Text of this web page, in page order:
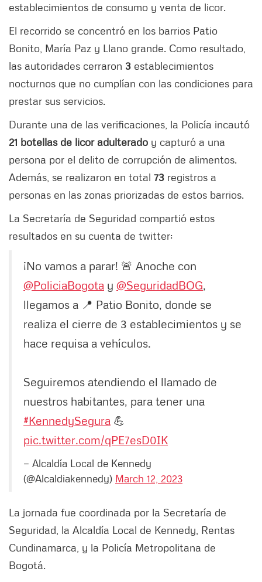
establecimientos de consumo y venta de licor.
El recorrido se concentró en los barrios Patio
Bonito, María Paz y Llano grande. Como resultado,
las autoridades cerraron 3 establecimientos
nocturnos que no cumplían con las condiciones para
prestar sus servicios.
Durante una de las verificaciones, la Policía incautó
21 botellas de licor adulterado y capturó a una
persona por el delito de corrupción de alimentos.
Además, se realizaron en total 73 registros a
personas en las zonas priorizadas de estos barrios.
La Secretaría de Seguridad compartió estos
resultados en su cuenta de twitter:
¡No vamos a parar! 🚨 Anoche con
@PoliciaBogota y @SeguridadBOG,
llegamos a 📍 Patio Bonito, donde se
realiza el cierre de 3 establecimientos y se
hace requisa a vehículos.
Seguiremos atendiendo el llamado de
nuestros habitantes, para tener una
#KennedySegura 💪
pic.twitter.com/qPE7esD0IK
— Alcaldía Local de Kennedy
(@Alcaldiakennedy) March 12, 2023
La jornada fue coordinada por la Secretaría de
Seguridad, la Alcaldía Local de Kennedy, Rentas
Cundinamarca, y la Policía Metropolitana de
Bogotá.